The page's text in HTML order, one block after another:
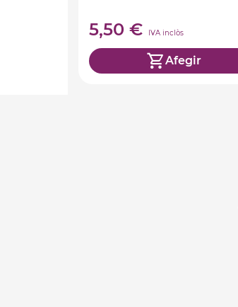
5,50 € IVA inclòs
Afegir